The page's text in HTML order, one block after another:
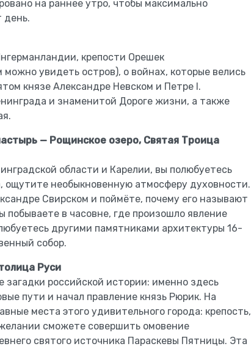
на раннее утро, чтобы максимально
день.
крепости Орешек
можно увидеть остров), о войнах, которые велись
князе Александре Невском и Петре I.
и знаменитой Дороге жизни, а также
— Рощинское озеро, Святая Троица
области и Карелии, вы полюбуетесь
ощутите необыкновенную атмосферу духовности.
Свирском и поймёте, почему его называют
в часовне, где произошло явление
другими памятниками архитектуры 16-
собор.
Руси
загадки российской истории: именно здесь
пути и начал правление князь Рюрик. На
места этого удивительного города: крепость,
сможете совершить омовение
святого источника Параскевы Пятницы. Эта